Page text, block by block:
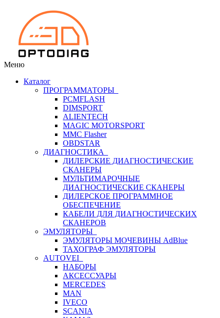
Меню
Каталог
ПРОГРАММАТОРЫ
PCMFLASH
DIMSPORT
ALIENTECH
MAGIC MOTORSPORT
MMC Flasher
OBDSTAR
ДИАГНОСТИКА
ДИЛЕРСКИЕ ДИАГНОСТИЧЕСКИЕ
СКАНЕРЫ
МУЛЬТИМАРОЧНЫЕ
ДИАГНОСТИЧЕСКИЕ СКАНЕРЫ
ДИЛЕРСКОЕ ПРОГРАММНОЕ
ОБЕСПЕЧЕНИЕ
КАБЕЛИ ДЛЯ ДИАГНОСТИЧЕСКИХ
СКАНЕРОВ
ЭМУЛЯТОРЫ
ЭМУЛЯТОРЫ МОЧЕВИНЫ АdBlue
ТАХОГРАФ ЭМУЛЯТОРЫ
AUTOVEI
НАБОРЫ
АКСЕССУАРЫ
MERCEDES
MAN
IVECO
SCANIA